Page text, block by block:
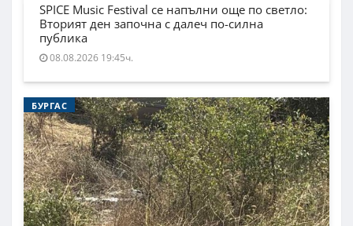
SPICE Music Festival се напълни още по светло:
Вторият ден започна с далеч по-силна
публика
08.08.2026 19:45ч.
БУРГАС